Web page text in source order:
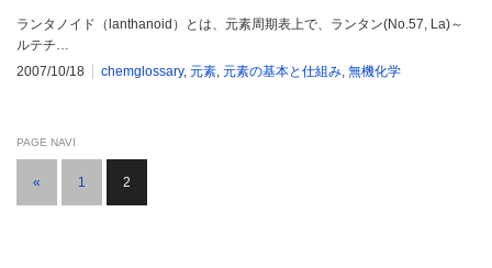
ランタノイド（lanthanoid）とは、元素周期表上で、ランタン(No.57, La)～
ルテチ…
2007/10/18
chemglossary, 元素, 元素の基本と仕組み, 無機化学
PAGE NAVI
« 1 2